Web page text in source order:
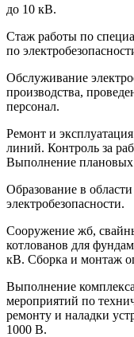
до 10 кВ.
Стаж работы по
по
Обслуживание
производства,
персонал.
Ремонт и
линий. Контроль за
Выполнение
Образование в
электробезопасности.
Сооружение жб,
котлованов для
кВ. Сборка и монтаж
Выполнение
мероприятий по
ремонту и наладки
1000 В.